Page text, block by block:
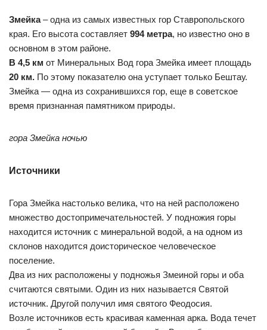
Змейка– одна из самых известных гор Ставропольского
края. Его высота составляет 994 метра, но известно оно в
основном в этом районе.
В 4,5 км от Минеральных Вод гора Змейка имеет площадь
20 км. По этому показателю она уступает только Бештау.
Змейка — одна из сохранившихся гор, еще в советское
время признанная памятником природы.
гора Змейка ночью
Источники
Гора Змейка настолько велика, что на ней расположено
множество достопримечательностей. У подножия горы
находится источник с минеральной водой, а на одном из
склонов находится доисторическое человеческое
поселение.
Два из них расположены у подножья Змеиной горы и оба
считаются святыми. Один из них называется Святой
источник. Другой получил имя святого Феодосия.
Возле источников есть красивая каменная арка. Вода течет